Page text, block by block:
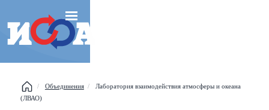
Объединения
Лаборатория взаимодействия атмосферы и океана
(ЛВАО)